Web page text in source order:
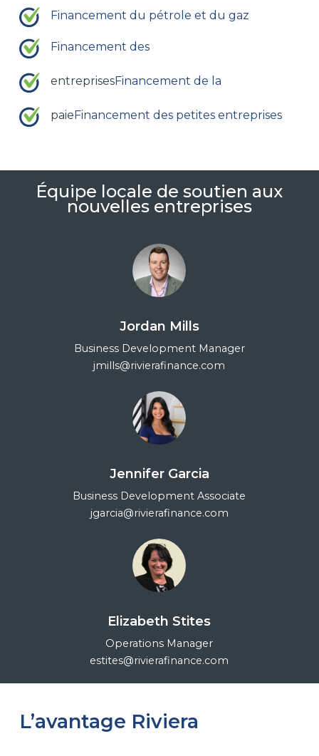
Financement du pétrole et du gaz
Financement des
entreprisesFinancement de la
paieFinancement des petites entreprises
Équipe locale de soutien aux
nouvelles entreprises
Jordan Mills
Business Development Manager
jmills@rivierafinance.com
Jennifer Garcia
Business Development Associate
jgarcia@rivierafinance.com
Elizabeth Stites
Operations Manager
estites@rivierafinance.com
L’avantage Riviera